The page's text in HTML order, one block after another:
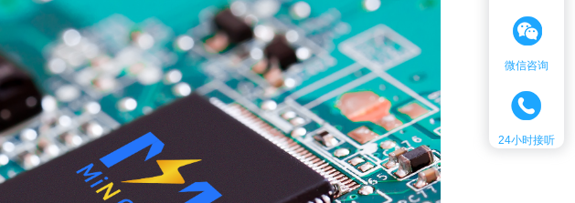
微信咨询
24小时接听
时间：
24h在线
客服热线：
18576789749